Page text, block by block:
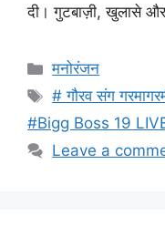
दी। गुटबाज़ी, खुलासे
Categories
मनोरंजन
Tags
# गौरव संग
#Bigg Boss 19
Leave a